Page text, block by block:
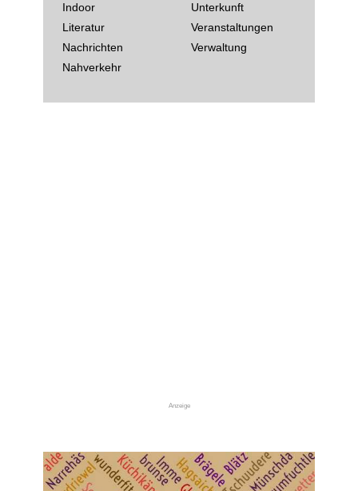
Indoor
Literatur
Nachrichten
Nahverkehr
Unterkunft
Veranstaltungen
Verwaltung
Anzeige